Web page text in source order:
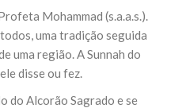
Mohammad (s.a.a.s.).
uma tradição seguida
uma região. A Sunnah do
disse ou fez.
do Alcorão Sagrado e se